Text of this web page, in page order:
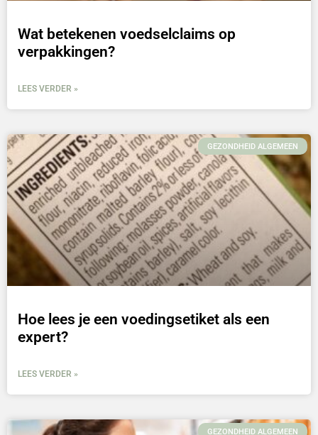
Wat betekenen voedselclaims op
verpakkingen?
LEES VERDER »
GEZONDHEID ALGEMEEN
Hoe lees je een voedingsetiket als een
expert?
LEES VERDER »
GEZONDHEID ALGEMEEN